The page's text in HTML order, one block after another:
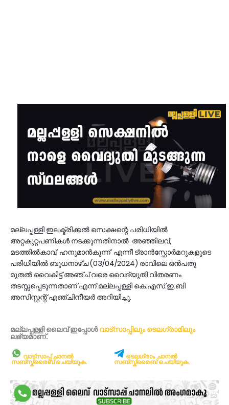
മല്ലപ്പള്ളി ഇലക്ട്രിക്കൽ സെക്ഷന്റെ പരിധിയിൽ
അറ്റകുറ്റപണികൾ നടക്കുന്നതിനാൽ അഞ്ഞിലവ്‌,
മടത്തില്‍കാവ്‌, ഹനുമാന്‍കുന്ന്‌ എന്നീ ട്രാൻസ്ഫോർമറുകളുടെ
പരിധിയിൽ ബുധനാഴ്ച (03/04/2024) രാവിലെ ഒൻപതു
മുതൽ വൈകീട്ട് അഞ്ച് വരെ വൈദ്യുതി വിതരണം
തടസ്സപ്പെടുന്നതാണ്‌ എന്ന് മല്ലപ്പള്ളി കെ.എസ്.ഇ.ബി
അസിസ്റ്റന്റ് എഞ്ചിനീയർ അറിയിച്ചു.
മല്ലപ്പള്ളി ലൈവ് ഇപ്പോള്‍വാട്സാപ്പിലും ടെലഗ്രാമിലും
ലഭ്യമാണ്‌.
വാട്സാപ്പ് ചാനൽ
സബ്സ്ക്രൈബ് ചെയ്യുക.
ടെലഗ്രാം ചാനൽ
സബ്സ്ക്രൈബ് ചെയ്യുക.